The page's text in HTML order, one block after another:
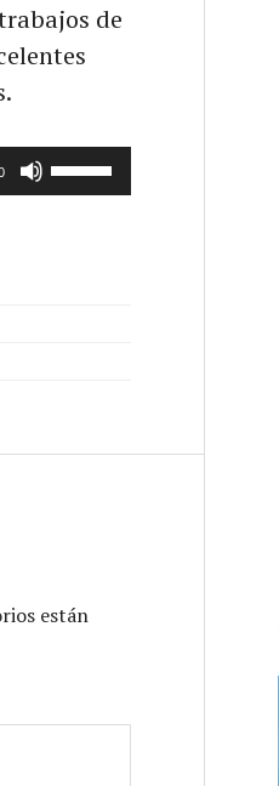
de
Utiliza
las
o
están